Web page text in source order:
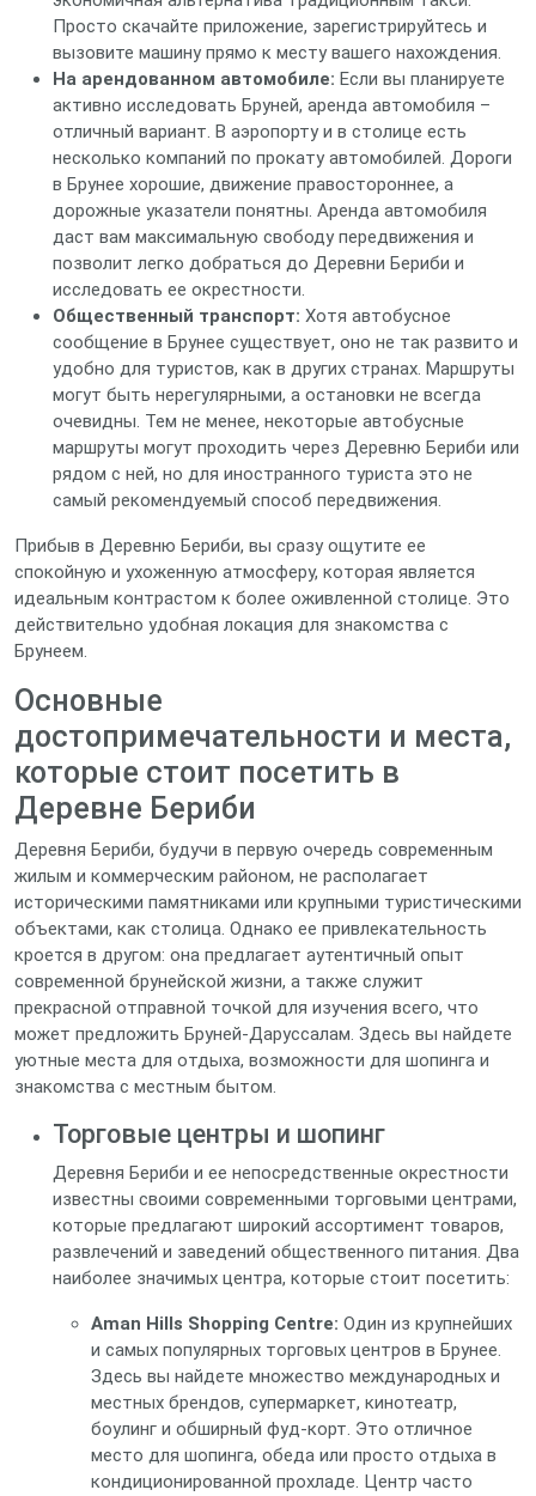
Просто скачайте приложение, зарегистрируйтесь и
вызовите машину прямо к месту вашего нахождения.
На арендованном автомобиле: Если вы планируете
активно исследовать Бруней, аренда автомобиля –
отличный вариант. В аэропорту и в столице есть
несколько компаний по прокату автомобилей. Дороги
в Брунее хорошие, движение правостороннее, а
дорожные указатели понятны. Аренда автомобиля
даст вам максимальную свободу передвижения и
позволит легко добраться до Деревни Бериби и
исследовать ее окрестности.
Общественный транспорт: Хотя автобусное
сообщение в Брунее существует, оно не так развито и
удобно для туристов, как в других странах. Маршруты
могут быть нерегулярными, а остановки не всегда
очевидны. Тем не менее, некоторые автобусные
маршруты могут проходить через Деревню Бериби или
рядом с ней, но для иностранного туриста это не
самый рекомендуемый способ передвижения.
Прибыв в Деревню Бериби, вы сразу ощутите ее
спокойную и ухоженную атмосферу, которая является
идеальным контрастом к более оживленной столице. Это
действительно удобная локация для знакомства с
Брунеем.
Основные
достопримечательности и места,
которые стоит посетить в
Деревне Бериби
Деревня Бериби, будучи в первую очередь современным
жилым и коммерческим районом, не располагает
историческими памятниками или крупными туристическими
объектами, как столица. Однако ее привлекательность
кроется в другом: она предлагает аутентичный опыт
современной брунейской жизни, а также служит
прекрасной отправной точкой для изучения всего, что
может предложить Бруней-Даруссалам. Здесь вы найдете
уютные места для отдыха, возможности для шопинга и
знакомства с местным бытом.
Торговые центры и шопинг
Деревня Бериби и ее непосредственные окрестности
известны своими современными торговыми центрами,
которые предлагают широкий ассортимент товаров,
развлечений и заведений общественного питания. Два
наиболее значимых центра, которые стоит посетить:
Aman Hills Shopping Centre: Один из крупнейших
и самых популярных торговых центров в Брунее.
Здесь вы найдете множество международных и
местных брендов, супермаркет, кинотеатр,
боулинг и обширный фуд-корт. Это отличное
место для шопинга, обеда или просто отдыха в
кондиционированной прохладе. Центр часто